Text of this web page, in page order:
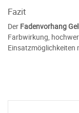
Fazit
Der Fadenvorhang
Farbwirkung,
Einsatzmöglichkeiten